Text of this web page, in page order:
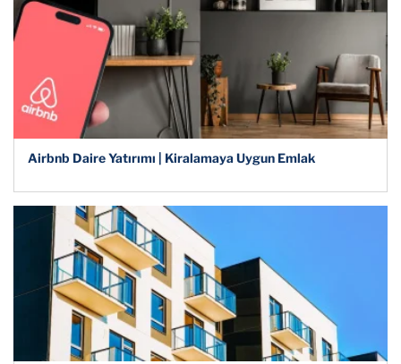
Airbnb Daire Yatırımı | Kiralamaya Uygun Emlak